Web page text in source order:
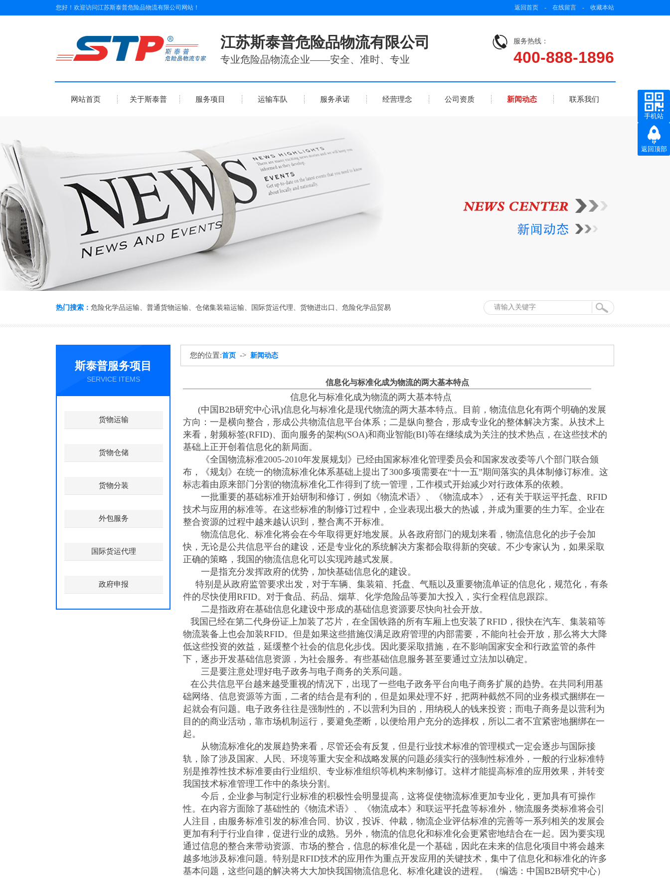
您好！欢迎访问江苏斯泰普危险品物流有限公司 网站！ 返回首页 - 在线留言 - 收藏本站
江苏斯泰普危险品物流有限公司
专业危险品物流企业——安全、准时、专业
服务热线：
400-888-1896
网站首页 关于斯泰普 服务项目 运输车队 服务承诺 经营理念 公司资质 新闻动态 联系我们
热门搜索： 危险化学品运输、 普通货物运输、 仓储集装箱运输、 国际货运代理、 货物进出口 、 危险化学品贸易
斯泰普服务项目
SERVICE ITEMS
货物运输
货物仓储
货物分装
外包服务
国际货运代理
政府申报
您的位置:首页 -> 新闻动态
信息化与标准化成为物流的两大基本特点
信息化与标准化成为物流的两大基本特点
(中国B2B研究中心讯)信息化与标准化是现代物流的两大基本特点。目前，物流信息化有两个明确的发展
方向：一是横向整合，形成公共物流信息平台体系；二是纵向整合，形成专业化的整体解决方案。从技术上
来看，射频标签(RFID)、面向服务的架构(SOA)和商业智能(BI)等在继续成为关注的技术热点，在这些技术的
基础上正开创着信息化的新局面。
《全国物流标准2005-2010年发展规划》已经由国家标准化管理委员会和国家发改委等八个部门联合颁
布，《规划》在统一的物流标准化体系基础上提出了300多项需要在“十一五”期间落实的具体制修订标准。这
标志着由原来部门分割的物流标准化工作得到了统一管理，工作模式开始减少对行政体系的依赖。
一批重要的基础标准开始研制和修订，例如《物流术语》、《物流成本》，还有关于联运平托盘、RFID
技术与应用的标准等。在这些标准的制修订过程中，企业表现出极大的热诚，并成为重要的生力军。企业在
整合资源的过程中越来越认识到，整合离不开标准。
物流信息化、标准化将会在今年取得更好地发展。从各政府部门的规划来看，物流信息化的步子会加
快，无论是公共信息平台的建设，还是专业化的系统解决方案都会取得新的突破。不少专家认为，如果采取
正确的策略，我国的物流信息化可以实现跨越式发展。
一是指充分发挥政府的优势，加快基础信息化的建设。
特别是从政府监管要求出发，对于车辆、集装箱、托盘、气瓶以及重要物流单证的信息化，规范化，有条
件的尽快使用RFID。对于食品、药品、烟草、化学危险品等要加大投入，实行全程信息跟踪。
二是指政府在基础信息化建设中形成的基础信息资源要尽快向社会开放。
我国已经在第二代身份证上加装了芯片，在全国铁路的所有车厢上也安装了RFID，很快在汽车、集装箱等
物流装备上也会加装RFID。但是如果这些措施仅满足政府管理的内部需要，不能向社会开放，那么将大大降
低这些投资的效益，延缓整个社会的信息化步伐。因此要采取措施，在不影响国家安全和行政监管的条件
下，逐步开发基础信息资源，为社会服务。有些基础信息服务甚至要通过立法加以确定。
三是要注意处理好电子政务与电子商务的关系问题。
在公共信息平台越来越受重视的情况下，出现了一些电子政务平台向电子商务扩展的趋势。在共同利用基
础网络、信息资源等方面，二者的结合是有利的，但是如果处理不好，把两种截然不同的业务模式捆绑在一
起就会有问题。电子政务往往是强制性的，不以营利为目的，用纳税人的钱来投资；而电子商务是以营利为
目的的商业活动，靠市场机制运行，要避免垄断，以便给用户充分的选择权，所以二者不宜紧密地捆绑在一
起。
从物流标准化的发展趋势来看，尽管还会有反复，但是行业技术标准的管理模式一定会逐步与国际接
轨，除了涉及国家、人民、环境等重大安全和战略发展的问题必须实行的强制性标准外，一般的行业标准特
别是推荐性技术标准要由行业组织、专业标准组织等机构来制修订。这样才能提高标准的应用效果，并转变
我国技术标准管理工作中的条块分割。
今后，企业参与制定行业标准的积极性会明显提高，这将促使物流标准更加专业化，更加具有可操作
性。在内容方面除了基础性的《物流术语》、《物流成本》和联运平托盘等标准外，物流服务类标准将会引
人注目，由服务标准引发的标准合同、协议，投诉、仲裁，物流企业评估标准的完善等一系列相关的发展会
更加有利于行业自律，促进行业的成熟。另外，物流的信息化和标准化会更紧密地结合在一起。因为要实现
通过信息的整合来带动资源、市场的整合，信息的标准化是一个基础，因此在未来的信息化项目中将会越来
越多地涉及标准问题。特别是RFID技术的应用作为重点开发应用的关键技术，集中了信息化和标准化的许多
基本问题，这些问题的解决将大大加快我国物流信息化、标准化建设的进程。 （编选：中国B2B研究中心）
手机站
返回顶部